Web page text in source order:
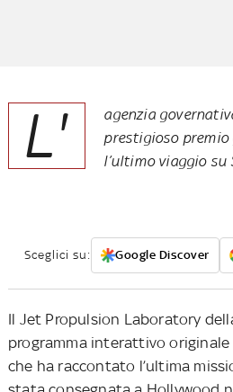
L'
agenzia
prestigioso
l’ultimo viaggio su
Sceglici su: Google Discover
Il Jet Propulsion Laboratory
programma interattivo originale
che ha raccontato l’ultima